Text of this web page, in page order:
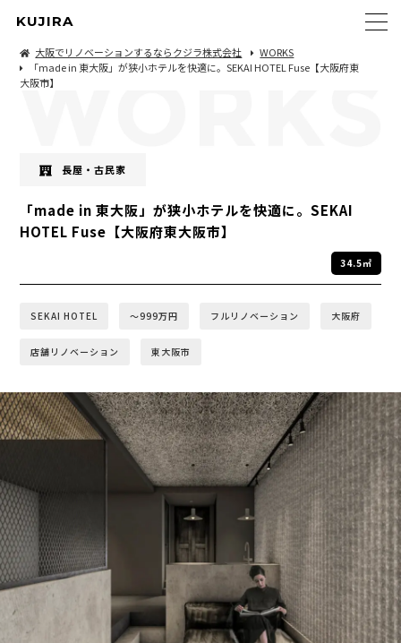
KUJIRA
大阪でリノベーションするならクジラ株式会社
WORKS
「made in 東大阪」が狭小ホテルを快適に。SEKAI HOTEL Fuse【大阪府東
大阪市】
長屋・古民家
「made in 東大阪」が狭小ホテルを快適に。SEKAI
HOTEL Fuse【大阪府東大阪市】
34.5㎡
SEKAI HOTEL 〜999万円 フルリノベーション 大阪府
店舗リノベーション 東大阪市